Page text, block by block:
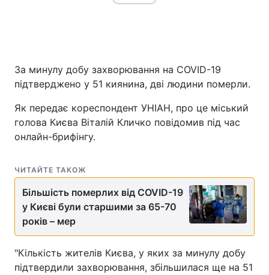
За минулу добу захворювання на COVID-19
підтверджено у 51 киянина, дві людини померли.
Як передає кореспондент УНІАН, про це міський
голова Києва Віталій Кличко повідомив під час
онлайн-брифінгу.
ЧИТАЙТЕ ТАКОЖ
Більшість померлих від COVID-19
у Києві були старшими за 65-70
років – мер
"Кількість жителів Києва, у яких за минулу добу
підтвердили захворювання, збільшилася ще на 51